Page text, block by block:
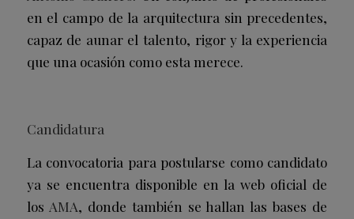
en el campo de la arquitectura sin precedentes,
capaz de aunar el talento, rigor y la experiencia
que una ocasión como esta merece.
Candidatura
La convocatoria para postularse como candidato
ya se encuentra disponible en la web oficial de
los AMA, donde también se hallan las bases de